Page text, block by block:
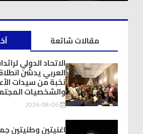
مقالات شائعة
الاتحاد الدولي
العربي يدشّن
نخبة من سيدات
والشخصيات
2026-08-06
اغنيتين وطنيتين